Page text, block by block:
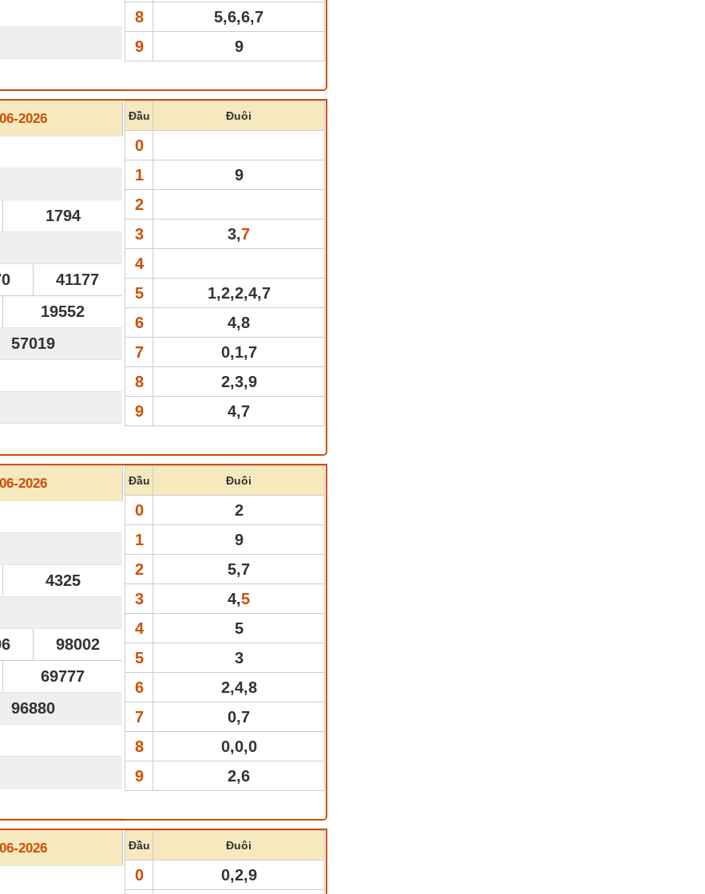
8
5,6,6,7
9
9
2026
1794
41177
19552
57019
Đầu Đuôi
0
1
9
2
3
3,7
4
5
1,2,2,4,7
6
4,8
7
0,1,7
8
2,3,9
9
4,7
2026
4325
98002
69777
96880
Đầu Đuôi
0
2
1
9
2
5,7
3
4,5
4
5
5
3
6
2,4,8
7
0,7
8
0,0,0
9
2,6
2026 Đầu Đuôi
0 0,2,9